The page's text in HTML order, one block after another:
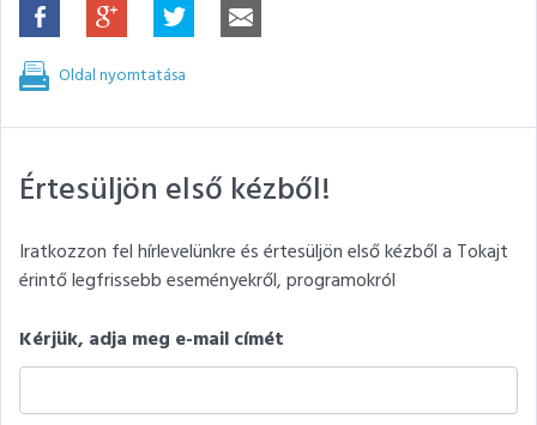
Oldal nyomtatása
Értesüljön első kézből!
Iratkozzon fel hírlevelünkre és értesüljön első kézből a Tokajt
érintő legfrissebb eseményekről, programokról
Kérjük, adja meg e-mail címét